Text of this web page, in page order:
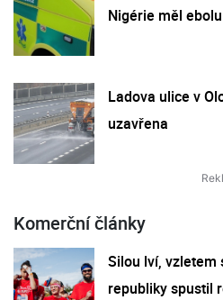
Nigérie měl ebolu
Ladova ulice v
uzavřena
Komerční články
Silou lví, vzletem
republiky spustil